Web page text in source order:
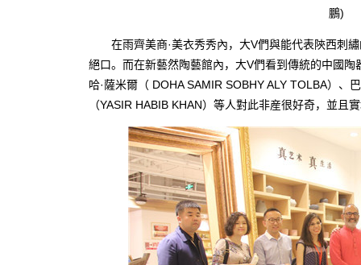
鵬)
在雨齊美商·美衣秀秀內，大V們與能代表陝西刺繡
絕口。而在新藝然陶藝館內，大V們看到傳統的中國陶
哈·薩米爾（ DOHA SAMIR SOBHY ALY TOLBA）、
（YASIR HABIB KHAN）等人對此非産很好奇，並且